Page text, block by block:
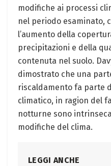
modifiche ai processi
nel periodo esaminato,
l’aumento della
precipitazioni e della
contenuta nel suolo.
dimostrato che una
riscaldamento fa parte
climatico, in ragion del
notturne sono
modifiche del clima.
LEGGI ANCHE